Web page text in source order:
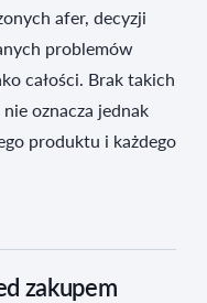
afer, decyzji
problemów
całości. Brak takich
oznacza jednak
produktu i każdego
zakupem